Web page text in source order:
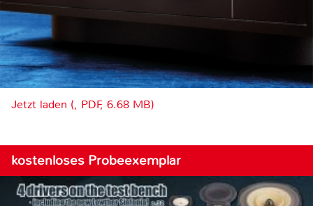
Jetzt laden (, PDF, 6.68 MB)
kostenloses Probeexemplar